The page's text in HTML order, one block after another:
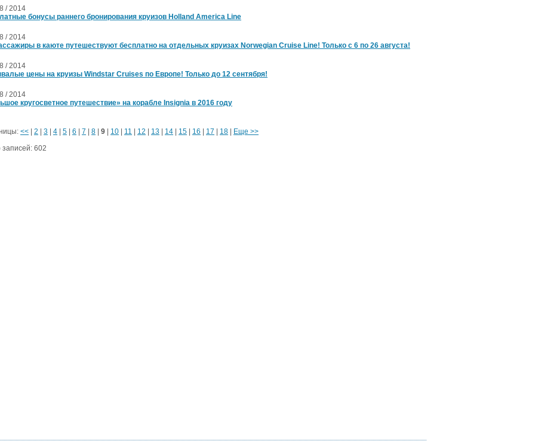
/ 2014
бонусы раннего бронирования круизов Holland America Line
/ 2014
в каюте путешествуют бесплатно на отдельных круизах Norwegian Cruise Line! Только с 6 по 26 августа!
/ 2014
цены на круизы Windstar Cruises по Европе! Только до 12 сентября!
/ 2014
кругосветное путешествие» на корабле Insignia в 2016 году
<< 2 3 4 5 6 7 8 9 10 11 12 13 14 15 16 17 18
Еще >>
записей: 602